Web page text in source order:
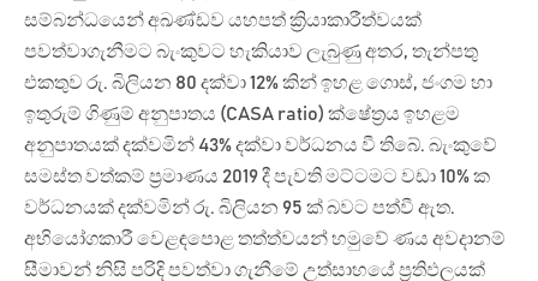
සම්බන්ධයෙන් අඛණ්ඩව යහපත් ක්‍රියාකාරීත්වයක්
පවත්වාගැනීමට බැංකුවට හැකියාව ලැබුණු අතර, තැන්පතු
එකතුව රු. බිලියන 80 දක්වා 12% කින් ඉහළ ගොස්, ජංගම හා
ඉතුරුම් ගිණුම් අනුපාතය (CASA ratio) ක්ෂේත්‍රය ඉහළම
අනුපාතයක් දක්වමින් 43% දක්වා වර්ධනය වී තිබේ. බැංකුවේ
සමස්ත වත්කම් ප්‍රමාණය 2019 දී පැවති මට්ටමට වඩා 10% ක
වර්ධනයක් දක්වමින් රු. බිලියන 95 ක් බවට පත්වී ඇත.
අභියෝගකාරී වෙළඳපොළ තත්ත්වයන් හමුවේ ණය අවදානම්
සීමාවන් නිසි පරිදි පවත්වා ගැනීමේ උත්සාහයේ ප්‍රතිඵලයක්